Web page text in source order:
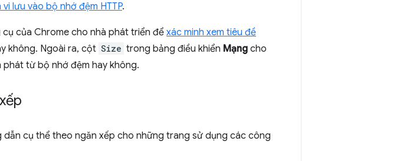
lưu vào bộ nhớ đệm HTTP.
của Chrome cho nhà phát triển đểxác minh xem tiêu đề
không. Ngoài ra, cột Size trong bảng điều khiển Mạng cho
từ bộ nhớ đệm hay không.
cụ thể theo ngăn xếp cho những trang sử dụng các công